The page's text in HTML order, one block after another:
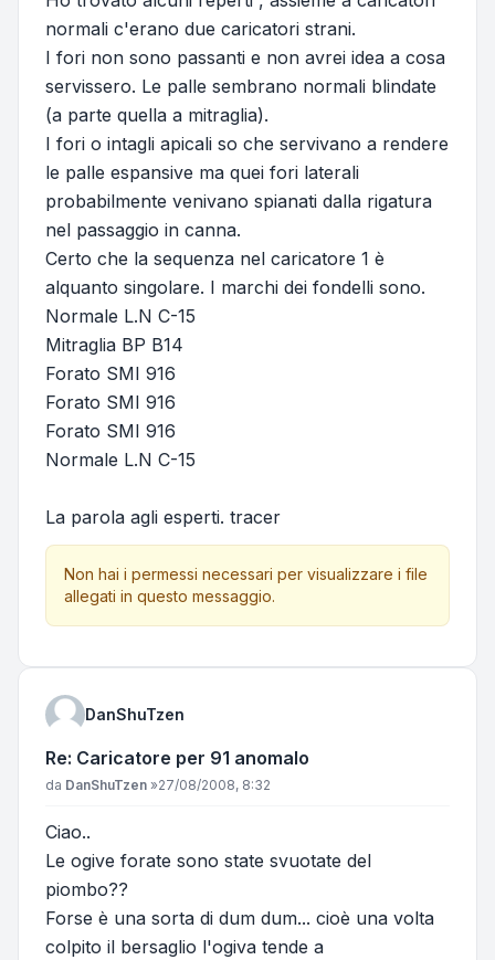
normali c'erano due caricatori strani.
I fori non sono passanti e non avrei idea a cosa
servissero. Le palle sembrano normali blindate
(a parte quella a mitraglia).
I fori o intagli apicali so che servivano a rendere
le palle espansive ma quei fori laterali
probabilmente venivano spianati dalla rigatura
nel passaggio in canna.
Certo che la sequenza nel caricatore 1 è
alquanto singolare. I marchi dei fondelli sono.
Normale L.N C-15
Mitraglia BP B14
Forato SMI 916
Forato SMI 916
Forato SMI 916
Normale L.N C-15
La parola agli esperti. tracer
Non hai i permessi necessari per visualizzare i file
allegati in questo messaggio.
DanShuTzen
Re: Caricatore per 91 anomalo
Messaggio
da DanShuTzen »27/08/2008, 8:32
Ciao..
Le ogive forate sono state svuotate del
piombo??
Forse è una sorta di dum dum... cioè una volta
colpito il bersaglio l'ogiva tende a